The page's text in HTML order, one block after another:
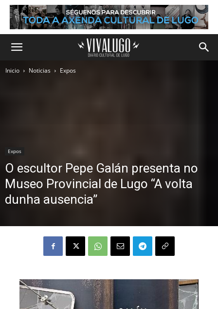
Inicio Noticias Expos
Expos
O escultor Pepe Galán presenta no
Museo Provincial de Lugo “A volta
dunha ausencia”